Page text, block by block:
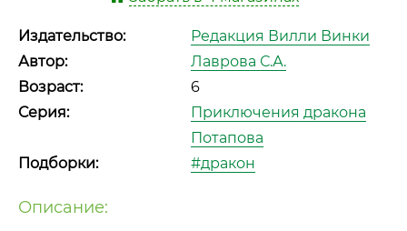
Издательство:
Редакция Вилли Винки
Автор:
Лаврова С.А.
Возраст:
6
Серия:
Приключения дракона
Потапова
Подборки:
#дракон
Описание: